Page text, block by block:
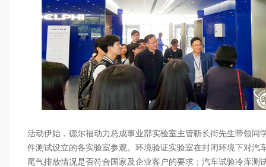
活动伊始，德尔福动力总成事业部实验室主管靳长街先生带领同
件测试设立的各实验室参观。环境验证实验室在封闭环境下对汽
尾气排放情况是否符合国家及企业客户的要求；汽车试验冷库测